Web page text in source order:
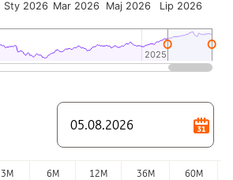
Sty 2026 Mar 2026 Maj 2026 Lip 2026
2025
2025
3M 6M 12M 36M 60M